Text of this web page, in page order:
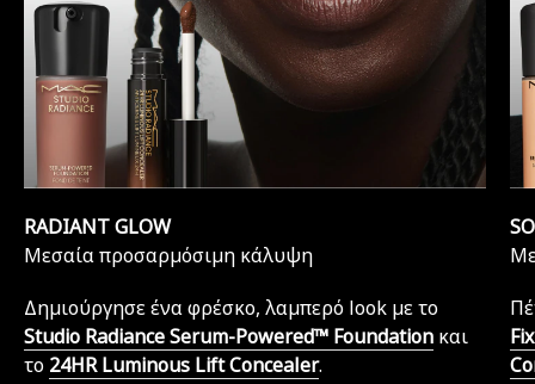
RADIANT GLOW
Μεσαία προσαρμόσιμη κάλυψη
Δημιούργησε ένα φρέσκο, λαμπερό look με το
Studio Radiance Serum-Powered™ Foundation και
το 24HR Luminous Lift Concealer.